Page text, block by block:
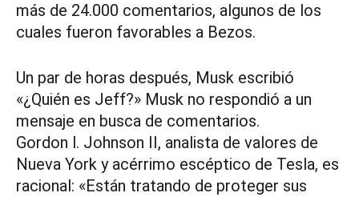
más de 24.000 comentarios, algunos de los
cuales fueron favorables a Bezos.
Un par de horas después, Musk escribió
«¿Quién es Jeff?» Musk no respondió a un
mensaje en busca de comentarios.
Gordon l. Johnson II, analista de valores de
Nueva York y acérrimo escéptico de Tesla, es
racional: «Están tratando de proteger sus